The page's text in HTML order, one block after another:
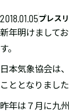
2018.01.05プレス
新年明けまして
す。
日本気象協会は
こととなりました
昨年は７月に九